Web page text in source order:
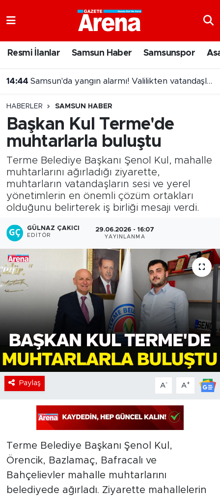
Resmi İlanlar Samsun Haber Samsunspor
14:26 Osimhen için yeni transfer iddiası!
HABERLER SAMSUN HABER
Başkan Kul Terme'de
muhtarlarla buluştu
Terme Belediye Başkanı Şenol Kul, mahalle
muhtarlarını ağırladığı ziyarette,
muhtarların vatandaşların sesi ve yerel
yönetimlerin en önemli çözüm ortakları
olduğunu belirterek iş birliği mesajı verdi.
GÜLNAZ ÇAKICI
EDITÖR
29.06.2026 - 16:07
YAYINLANMA
Paylaş A- A+
Terme Belediye Başkanı Şenol Kul,
Örencik, Bazlamaç, Bafracalı ve
Bahçelievler mahalle muhtarlarını
belediyede ağırladı. Ziyarette mahallelerin
Samsun Namaz Vakitleri
Süper Lig Puan Durumu ve Fikstür
Tüm Manşetler
Son Dakika Haberleri
Haber Arşivi